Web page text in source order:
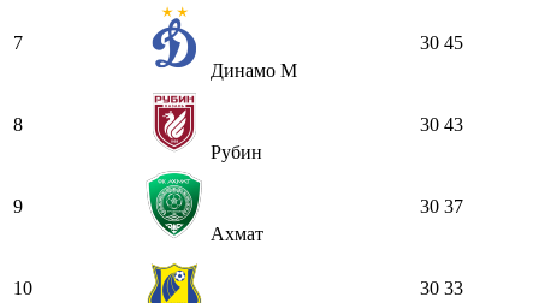
7
Динамо М
30 45
8
Рубин
30 43
9
Ахмат
30 37
10
30 33